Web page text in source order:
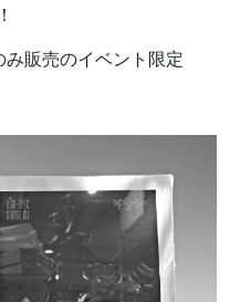
み販売のイベント限定